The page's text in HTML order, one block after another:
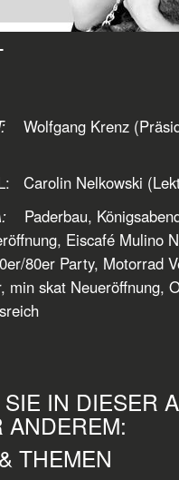
Wolfgang Krenz
Carolin Nelkowski
Paderbau,
Eiscafé Mulino
80er Party, Motorrad
min skat Neueröffnung,
IN DIESER
ANDEREM:
THEMEN